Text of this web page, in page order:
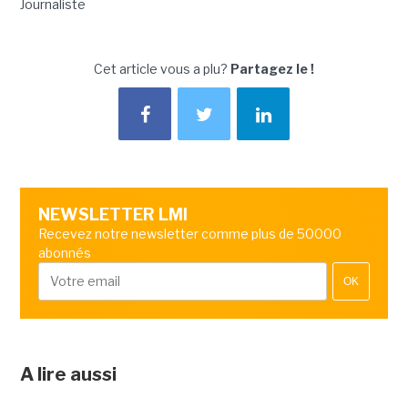
Journaliste
Cet article vous a plu? Partagez le !
NEWSLETTER LMI
Recevez notre newsletter comme plus de 50000
abonnés
OK
A lire aussi